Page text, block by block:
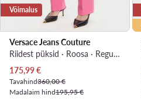
Võimalus
Versace Jeans Couture
Riidest püksid · Roosa · Regular Fit
Praegune hind
175,99€
Tavahind360,00 €
Madalaim hind195,95 €